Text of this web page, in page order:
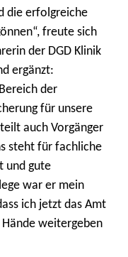
die erfolgreiche
freute sich
der DGD Klinik
ergänzt:
der
für unsere
auch Vorgänger
steht für fachliche
und gute
war er mein
ich jetzt das Amt
weitergeben